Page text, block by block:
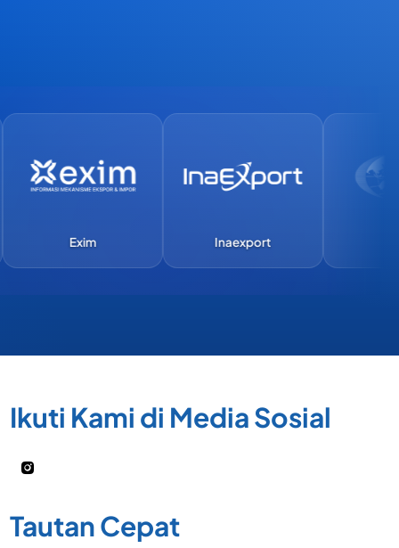
Inaexport
Ikuti Kami di Media Sosial
Tautan Cepat